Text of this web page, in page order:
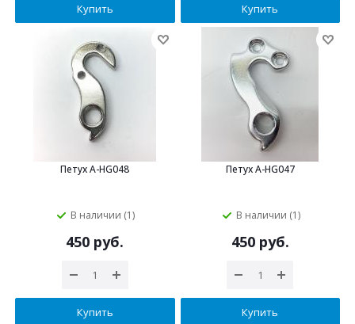
Купить Купить
Петух A-HG048
В наличии (1)
450 руб.
Купить
Петух A-HG047
В наличии (1)
450 руб.
Купить